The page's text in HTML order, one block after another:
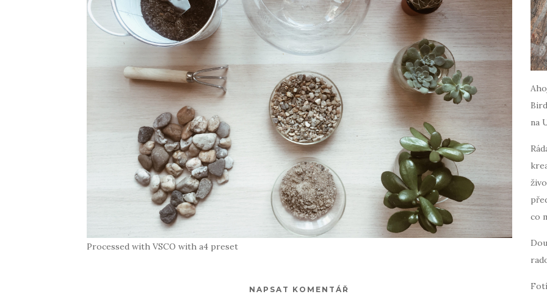
Processed with VSCO with a4 preset
NAPSAT KOMENTÁŘ
na
co